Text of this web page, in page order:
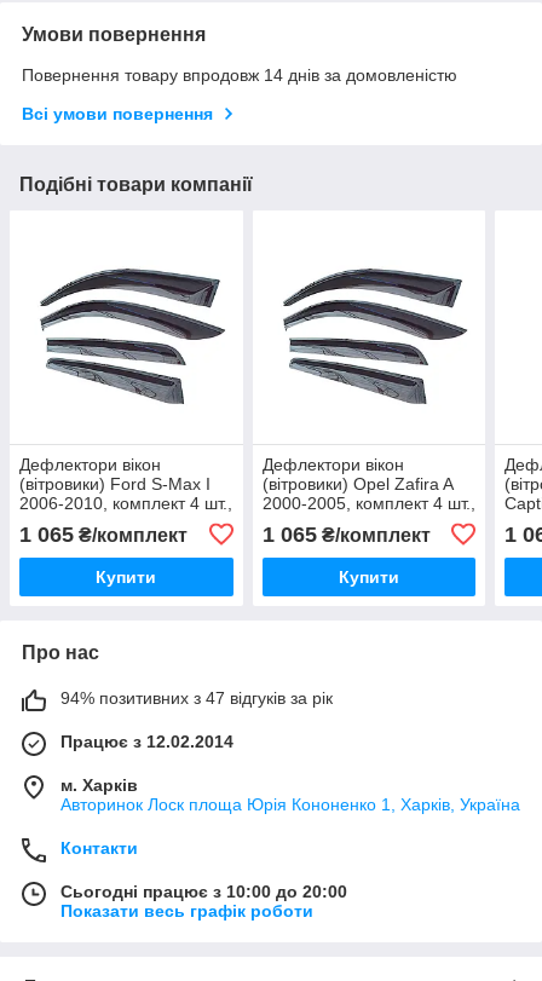
Умови повернення
Повернення товару впродовж 14 днів за домовленістю
Всі умови повернення
Подібні товари компанії
Дефлектори вікон
(вітровики) Ford S-Max I
2006-2010, комплект 4 шт.,
1 065 ₴/комплект
Купити
Дефлектори вікон
(вітровики) Opel Zafira A
2000-2005, комплект 4 шт.,
1 065₴/комплект
Купити
1
Про нас
94% позитивних з 47 відгуків за рік
Працює з 12.02.2014
м. Харків
Авторинок Лоск площа Юрія Кононенко 1, Харків, Україна
Контакти
Сьогодні працює з 10:00 до 20:00
Показати весь графік роботи